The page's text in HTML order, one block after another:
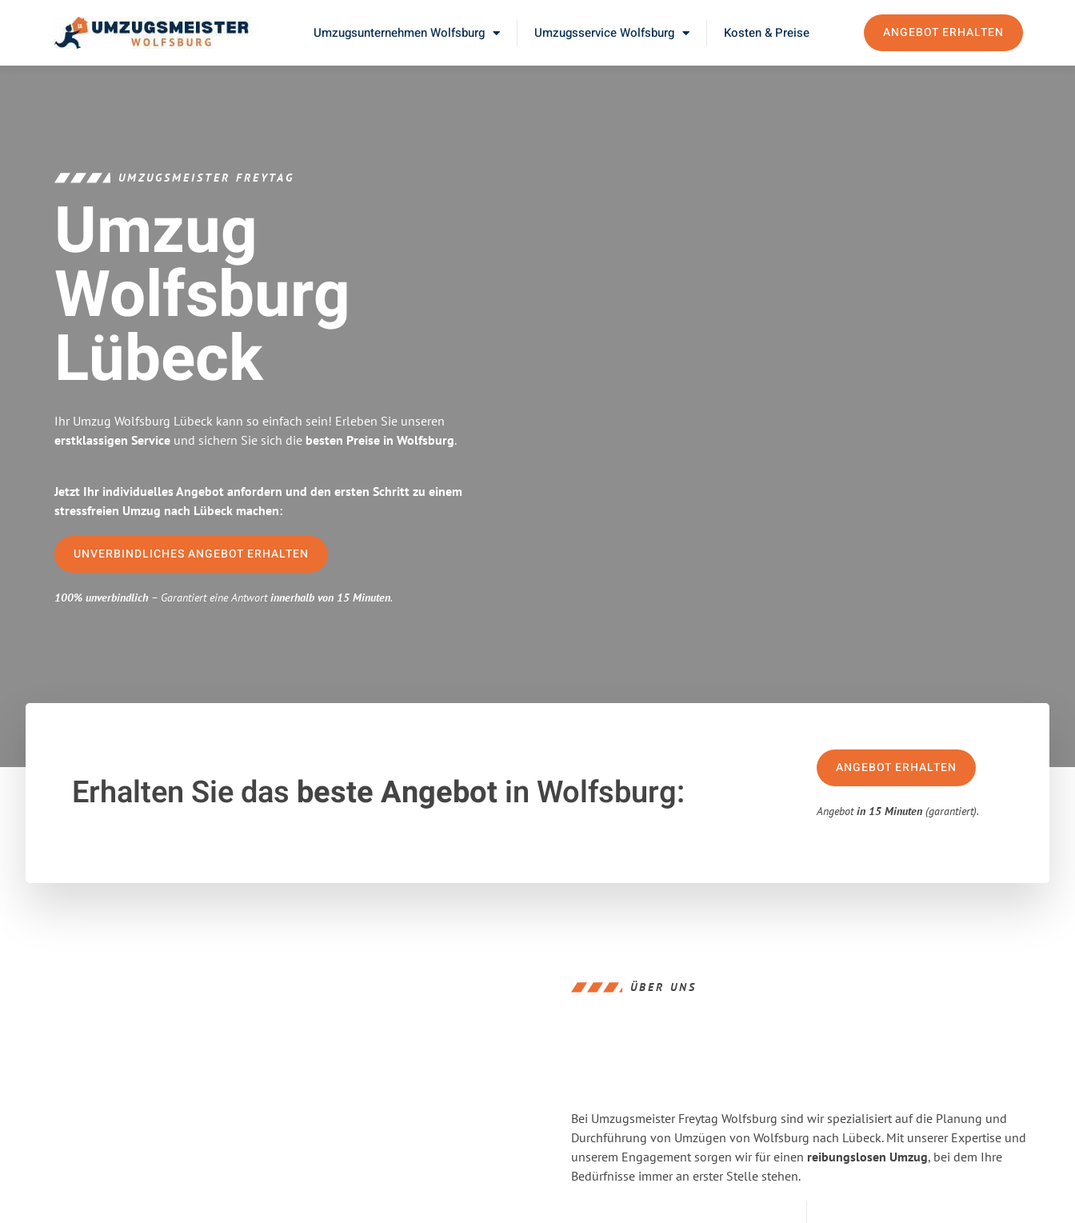
Umzugsunternehmen Wolfsburg Umzugsservice Wolfsburg Kosten & Preise ANGEBOT ERHALTEN
UMZUGSMEISTER FREYTAG
Umzug
Wolfsburg
Lübeck
Ihr Umzug Wolfsburg Lübeck kann so einfach sein! Erleben Sie unseren
erstklassigen Service und sichern Sie sich die besten Preise in Wolfsburg.
Jetzt Ihr individuelles Angebot anfordern und den ersten Schritt zu einem
stressfreien Umzug nach Lübeck machen:
UNVERBINDLICHES ANGEBOT ERHALTEN
100% unverbindlich – Garantiert eine Antwortinnerhalb von 15 Minuten.
Erhalten Sie das beste Angebotin Wolfsburg:
ANGEBOT ERHALTEN
Angebotin 15 Minuten (garantiert).
ÜBER UNS
Bei Umzugsmeister Freytag Wolfsburg sind wir spezialisiert auf die Planung und
Durchführung von Umzügen von Wolfsburg nach Lübeck. Mit unserer Expertise und
unserem Engagement sorgen wir für einen reibungslosen Umzug, bei dem Ihre
Bedürfnisse immer an erster Stelle stehen.